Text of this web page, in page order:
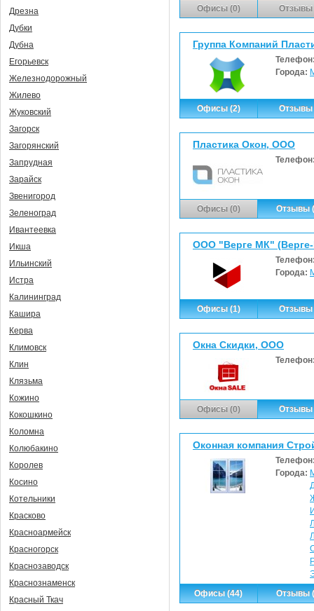
Офисы (0) Отзывы
Группа Компаний
Города:
Офисы (2) Отзывы
Пластика Окон, ООО
Офисы (0) Отзывы
ООО "Верге МК"
Города:
Офисы (1) Отзывы
Окна Скидки, ООО
Офисы (0) Отзывы
Оконная компания
Города:
Офисы (44)
Отзывы
Дрезна
Дубки
Дубна
Егорьевск
Железнодорожный
Жилево
Жуковский
Загорск
Загорянский
Запрудная
Зарайск
Звенигород
Зеленоград
Ивантеевка
Икша
Ильинский
Истра
Калининград
Кашира
Керва
Климовск
Клин
Клязьма
Кожино
Кокошкино
Коломна
Колюбакино
Королев
Косино
Котельники
Красково
Красноармейск
Красногорск
Краснозаводск
Краснознаменск
Красный Ткач